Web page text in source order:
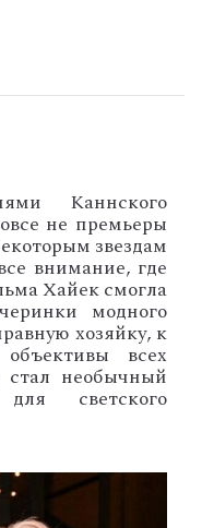
Каннского
не премьеры
звездам
внимание, где
Хайек смогла
модного
хозяйку, к
всех
стал необычный
светского